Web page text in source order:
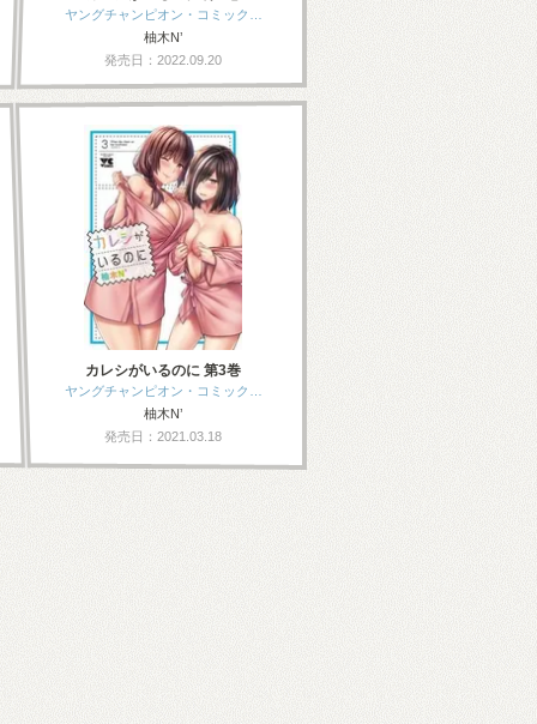
ヤングチャンピオン・コミック…
柚木N’
発売日：2022.09.20
カレシがいるのに 第3巻
ヤングチャンピオン・コミック…
柚木N’
発売日：2021.03.18